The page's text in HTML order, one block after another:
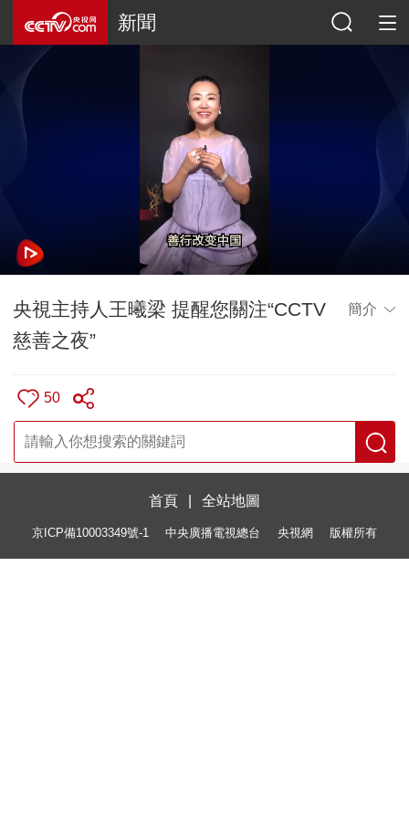
新聞
央視主持人王曦梁 提醒您關注“CCTV
慈善之夜”
簡介
50
首頁 全站地圖
京ICP備10003349號-1 中央廣播電視總台 央視網 版權所有